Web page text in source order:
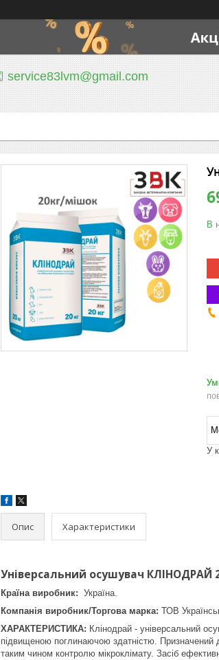
service83lvm@gmail.com
В
У
Опис Характеристики
Універсальний осушувач КЛІНОДРАЙ
Країна виробник: Україна.
Компанія виробник/Торгова марка: ТОВ
ХАРАКТЕРИСТИКА: Клінодрай - універсальний
підвищеною поглинаючою здатністю. Призначений
таким чином контролю мікроклімату. Засіб